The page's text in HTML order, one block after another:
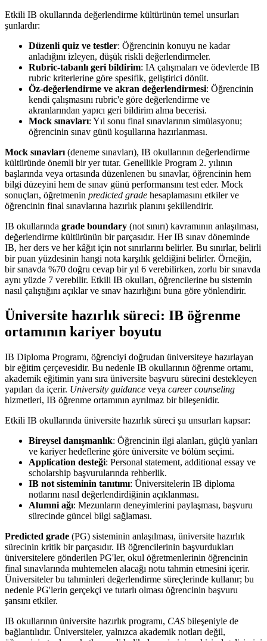
Etkili IB okullarında değerlendirme kültürünün temel unsurları
şunlardır:
Düzenli quiz ve testler: Öğrencinin konuyu ne kadar
anladığını izleyen, düşük riskli değerlendirmeler.
Rubric-tabanlı geri bildirim: IA çalışmaları ve ödevlerde IB
rubric kriterlerine göre spesifik, geliştirici dönüt.
Öz-değerlendirme ve akran değerlendirmesi: Öğrencinin
kendi çalışmasını rubric'e göre değerlendirme ve
akranlarından yapıcı geri bildirim alma becerisi.
Mock sınavları: Yıl sonu final sınavlarının simülasyonu;
öğrencinin sınav günü koşullarına hazırlanması.
Mock sınavları (deneme sınavları), IB okullarının değerlendirme
kültüründe önemli bir yer tutar. Genellikle Program 2. yılının
başlarında veya ortasında düzenlenen bu sınavlar, öğrencinin hem
bilgi düzeyini hem de sınav günü performansını test eder. Mock
sonuçları, öğretmenin predicted grade hesaplamasını etkiler ve
öğrencinin final sınavlarına hazırlık planını şekillendirir.
IB okullarında grade boundary (not sınırı) kavramının anlaşılması,
değerlendirme kültürünün bir parçasıdır. Her IB sınav döneminde
IB, her ders ve her kâğıt için not sınırlarını belirler. Bu sınırlar, belirli
bir puan yüzdesinin hangi nota karşılık geldiğini belirler. Örneğin,
bir sınavda %70 doğru cevap bir yıl 6 verebilirken, zorlu bir sınavda
aynı yüzde 7 verebilir. Etkili IB okulları, öğrencilerine bu sistemin
nasıl çalıştığını açıklar ve sınav hazırlığını buna göre yönlendirir.
Üniversite hazırlık süreci: IB öğrenme
ortamının kariyer boyutu
IB Diploma Programı, öğrenciyi doğrudan üniversiteye hazırlayan
bir eğitim çerçevesidir. Bu nedenle IB okullarının öğrenme ortamı,
akademik eğitimin yanı sıra üniversite başvuru sürecini destekleyen
yapıları da içerir. University guidance veya career counseling
hizmetleri, IB öğrenme ortamının ayrılmaz bir bileşenidir.
Etkili IB okullarında üniversite hazırlık süreci şu unsurları kapsar:
Bireysel danışmanlık: Öğrencinin ilgi alanları, güçlü yanları
ve kariyer hedeflerine göre üniversite ve bölüm seçimi.
Application desteği: Personal statement, additional essay ve
scholarship başvurularında rehberlik.
IB not sisteminin tanıtımı: Üniversitelerin IB diploma
notlarını nasıl değerlendirdiğinin açıklanması.
Alumni ağı: Mezunların deneyimlerini paylaşması, başvuru
sürecinde güncel bilgi sağlaması.
Predicted grade (PG) sisteminin anlaşılması, üniversite hazırlık
sürecinin kritik bir parçasıdır. IB öğrencilerinin başvurdukları
üniversitelere gönderilen PG'ler, okul öğretmenlerinin öğrencinin
final sınavlarında muhtemelen alacağı notu tahmin etmesini içerir.
Üniversiteler bu tahminleri değerlendirme süreçlerinde kullanır; bu
nedenle PG'lerin gerçekçi ve tutarlı olması öğrencinin başvuru
şansını etkiler.
IB okullarının üniversite hazırlık programı, CAS bileşeniyle de
bağlantılıdır. Üniversiteler, yalnızca akademik notları değil,